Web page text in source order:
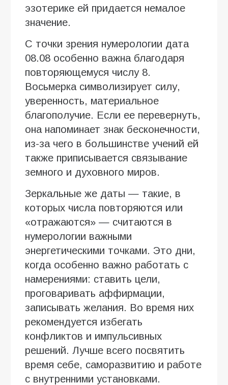
эзотерике ей придается немалое
значение.
С точки зрения нумерологии дата
08.08 особенно важна благодаря
повторяющемуся числу 8.
Восьмерка символизирует силу,
уверенность, материальное
благополучие. Если ее перевернуть,
она напоминает знак бесконечности,
из-за чего в большинстве учений ей
также приписывается связывание
земного и духовного миров.
Зеркальные же даты — такие, в
которых числа повторяются или
«отражаются» — считаются в
нумерологии важными
энергетическими точками. Это дни,
когда особенно важно работать с
намерениями: ставить цели,
проговаривать аффирмации,
записывать желания. Во время них
рекомендуется избегать
конфликтов и импульсивных
решений. Лучше всего посвятить
время себе, саморазвитию и работе
с внутренними установками.